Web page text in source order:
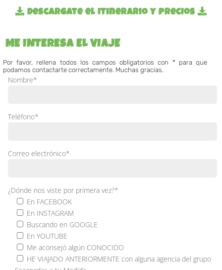
Descargate el itinerario y precios
ME INTERESA EL VIAJE
Por favor, rellena todos los campos obligatorios con * para que
podamos contactarte correctamente. Muchas gracias.
Nombre*
Teléfono*
Correo electrónico*
¿Dónde nos viste por primera vez?*
En FACEBOOK
En INSTAGRAM
Buscando en GOOGLE
En YOUTUBE
Me aconsejó algún CONOCIDO
HE VIAJADO ANTERIORMENTE con alguna agencia del grupo